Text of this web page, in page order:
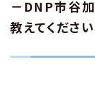
－DNP市谷
教えてください